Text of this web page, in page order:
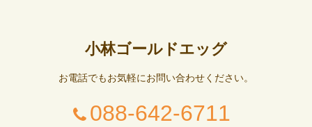
小林ゴールドエッグ
お電話でもお気軽にお問い合わせください。
088-642-6711